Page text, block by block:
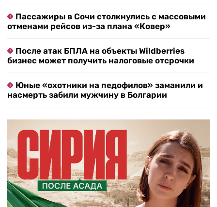
Пассажиры в Сочи столкнулись с массовыми
отменами рейсов из-за плана «Ковер»
После атак БПЛА на объекты Wildberries
бизнес может получить налоговые отсрочки
Юные «охотники на педофилов» заманили и
насмерть забили мужчину в Болгарии